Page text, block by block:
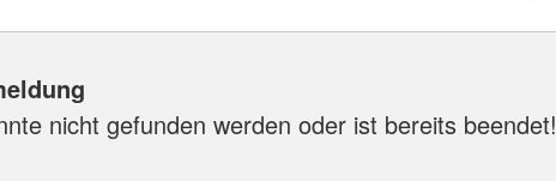
nicht gefunden werden oder ist bereits beendet!